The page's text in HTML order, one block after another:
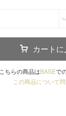
カート
こちらの商品はBASEで
この商品について